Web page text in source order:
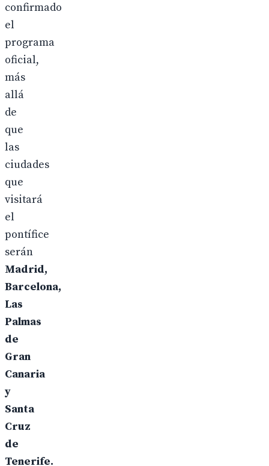
confirmado
el
programa
oficial,
más
allá
de
que
las
ciudades
que
visitará
el
pontífice
serán
Madrid,
Barcelona,
Las
Palmas
de
Gran
Canaria
y
Santa
Cruz
de
Tenerife.